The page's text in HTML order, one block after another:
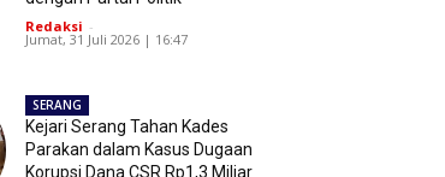
Redaksi -
Jumat, 31 Juli 2026 | 16:47
SERANG
Kejari Serang Tahan Kades
Parakan dalam Kasus Dugaan
Korupsi Dana CSR Rp1,3 Miliar